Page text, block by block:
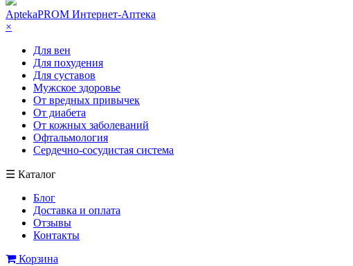
AptekaPROM Интернет-Аптека
×
Для вен
Для похудения
Для суставов
Мужское здоровье
От вредных привычек
От диабета
От кожных заболеваний
Офтальмология
Сердечно-сосудистая система
☰ Каталог
Блог
Доставка и оплата
Отзывы
Контакты
Корзина